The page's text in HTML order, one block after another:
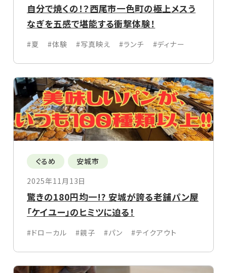
自分で焼くの！？西尾市一色町の極上メスう
なぎを五感で堪能する衝撃体験！
#夏 #体験 #写真映え #ランチ #ディナー
ぐるめ
安城市
2025年11月13日
驚きの180円均一!? 安城が誇る老舗パン屋
「ケイユー」のヒミツに迫る！
#ドローカル #親子 #パン #テイクアウト